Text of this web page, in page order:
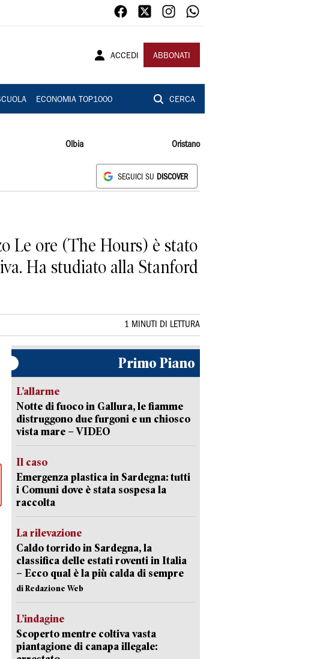
ACCEDI ABBONATI
ECONOMIA TOP1000 CERCA
Olbia Oristano
SEGUICI SU DISCOVER
Le ore (The Hours) è stato
Ha studiato alla Stanford
1 MINUTI DI LETTURA
Primo Piano
L’allarme
Notte di fuoco in Gallura, le fiamme
distruggono due furgoni e un chiosco
vista mare – VIDEO
Il caso
Emergenza plastica in Sardegna: tutti
i Comuni dove è stata sospesa la
raccolta
La rilevazione
Caldo torrido in Sardegna, la
classifica delle estati roventi in Italia
– Ecco qual è la più calda di sempre
di Redazione Web
L’indagine
Scoperto mentre coltiva vasta
piantagione di canapa illegale: